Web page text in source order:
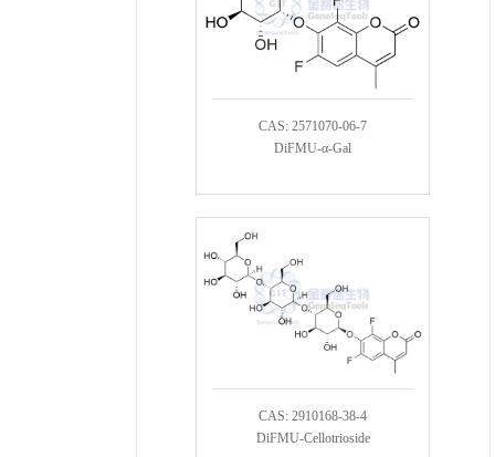
CAS: 2571070-06-7
DiFMU-α-Gal
CAS: 2910168-38-4
DiFMU-Cellotrioside